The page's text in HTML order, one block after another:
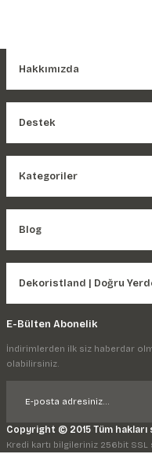
Hakkımızda
Destek
Kategoriler
Blog
Dekoristland | Doğru
E-Bülten Abonelik
İndirimlerden ilk siz haberdar
olabilirsiniz.
Copyright © 2015 Tüm hakları
Kredi kartı bilgileriniz 256bit